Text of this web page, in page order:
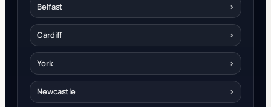
Belfast ›
Cardiff ›
York ›
Newcastle ›